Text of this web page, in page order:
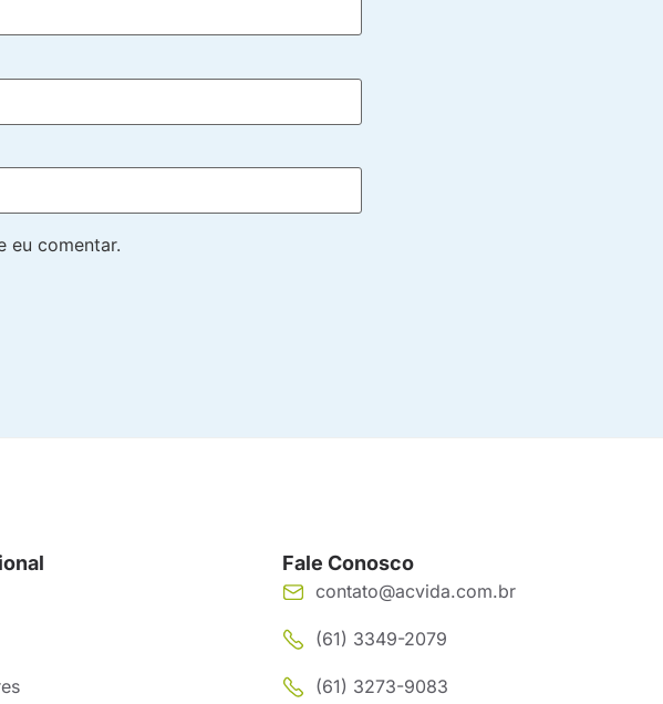
eu comentar.
Fale Conosco
contato@acvida.com.br
(61) 3349-2079
(61) 3273-9083